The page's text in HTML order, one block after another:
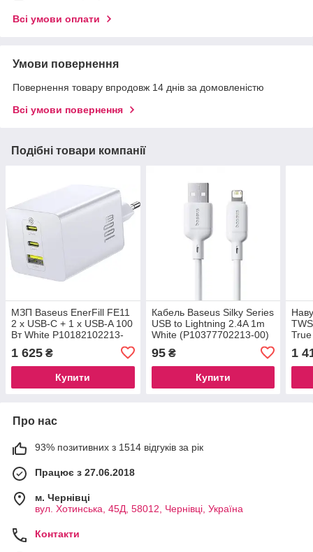
Всі умови оплати
Умови повернення
Повернення товару впродовж 14 днів за домовленістю
Всі умови повернення
Подібні товари компанії
МЗП Baseus EnerFill FE11
2 x USB-C + 1 x USB-A 100
Вт White P10182102213-
1 625 ₴
Купити
Кабель Baseus Silky Series
USB to Lightning 2.4A 1m
White (P10377702213-00)
95₴
Купити
1
Про нас
93% позитивних з 1514 відгуків за рік
Працює з 27.06.2018
м. Чернівці
вул. Хотинська, 45Д, 58012, Чернівці, Україна
Контакти